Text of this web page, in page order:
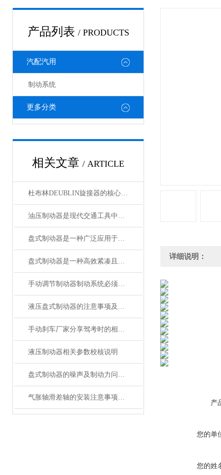
产品列表 / PRODUCTS
汽配汽用
制动系统
更多分类
相关文章 / ARTICLE
杜布林DEUBLIN旋接器的核心在于转子与外壳之间的相对旋转
油压制动器是现代交通工具中常见的制动系统
盘式制动器是一种广泛应用于各类车辆和机械设备的制动系统
盘式制动器是一种高效紧凑且散热性能好的制动系统
手动调节制动器制动系统必须具备的功能
液压盘式制动器的注意事项及保养
手动刹车厂家分享驾考时的相关刹车技巧
液压制动器相关参数校核说明
盘式制动器的噪声及制动力问题处理
气胀轴滑差轴的安装注意事项分析
详细说明：
产
您的单
您的姓